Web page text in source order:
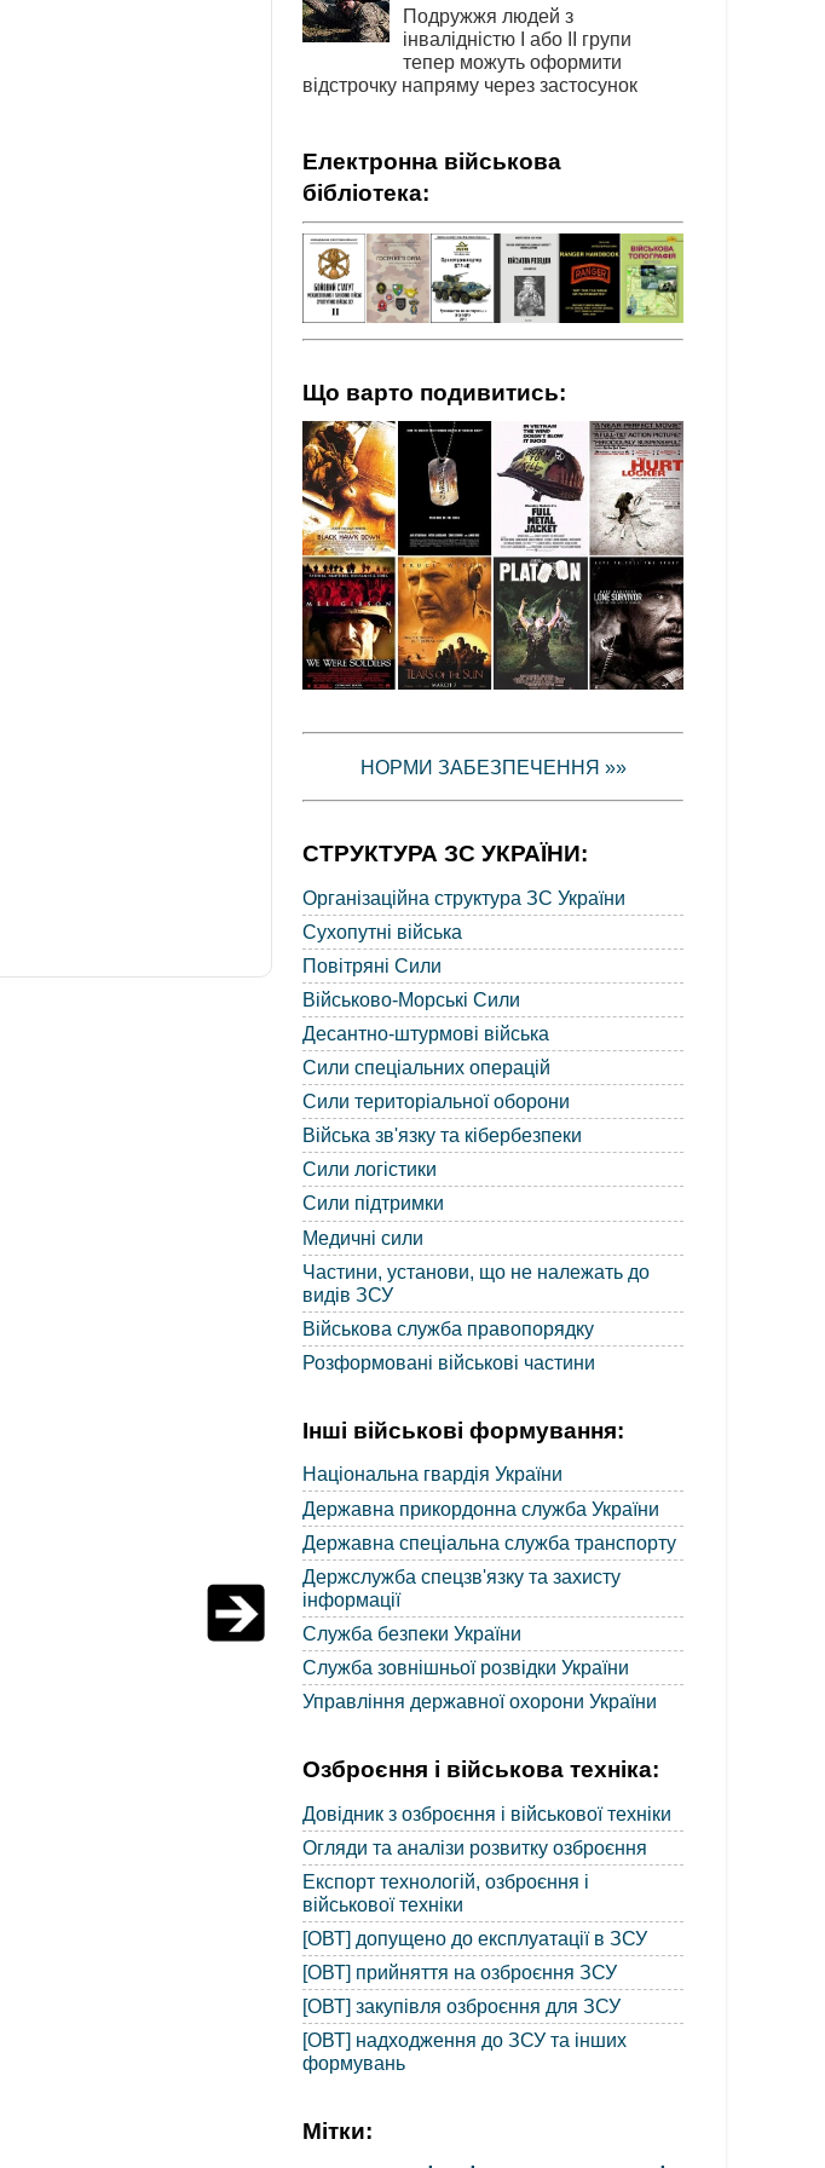
Подружжя людей з
інвалідністю І або ІІ групи
тепер можуть оформити
відстрочку напряму через застосунок
Електронна військова
бібліотека:
Що варто подивитись:
НОРМИ ЗАБЕЗПЕЧЕННЯ »»
СТРУКТУРА ЗС УКРАЇНИ:
Організаційна структура ЗС України
Сухопутні війська
Повітряні Сили
Військово-Морські Сили
Десантно-штурмові війська
Сили спеціальних операцій
Сили територіальної оборони
Війська зв'язку та кібербезпеки
Сили логістики
Сили підтримки
Медичні сили
Частини, установи, що не належать до
видів ЗСУ
Військова служба правопорядку
Розформовані військові частини
Інші військові формування:
Національна гвардія України
Державна прикордонна служба України
Державна спеціальна служба транспорту
Держслужба спецзв'язку та захисту
інформації
Служба безпеки України
Служба зовнішньої розвідки України
Управління державної охорони України
Озброєння і військова техніка:
Довідник з озброєння і військової техніки
Огляди та аналізи розвитку озброєння
Експорт технологій, озброєння і
військової техніки
[ОВТ] допущено до експлуатації в ЗСУ
[ОВТ] прийняття на озброєння ЗСУ
[ОВТ] закупівля озброєння для ЗСУ
[ОВТ] надходження до ЗСУ та інших
формувань
Мітки: